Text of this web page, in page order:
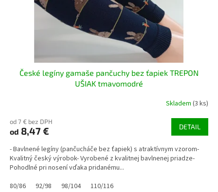
České legíny gamaše pančuchy bez ťapiek TREPON
UŠIAK tmavomodré
Skladem (3 ks)
od 7 € bez DPH
od 8,47 € DETAIL
- Bavlnené legíny (pančucháče bez ťapiek) s atraktívnym vzorom-
Kvalitný český výrobok- Vyrobené z kvalitnej bavlnenej priadze-
Pohodlné pri nosení vďaka pridanému...
80/86
92/98 98/104 110/116